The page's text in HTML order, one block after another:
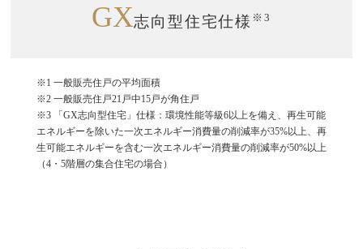
GX志向型住宅仕様 ※3
※1 一般販売住戸の平均面積
※2 一般販売住戸21戸中15戸が角住戸
※3 「GX志向型住宅」仕様：環境性能等級6以上を備え、再生可能
エネルギーを除いた一次エネルギー消費量の削減率が35%以上、再
生可能エネルギーを含む一次エネルギー消費量の削減率が50%以上
（4・5階層の集合住宅の場合）